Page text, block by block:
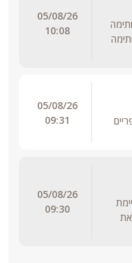
05/08/26
10:08
בפריים
05/08/26
09:31
את
05/08/26
09:30